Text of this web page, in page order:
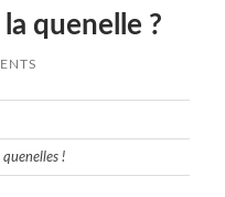
quenelle ?
!